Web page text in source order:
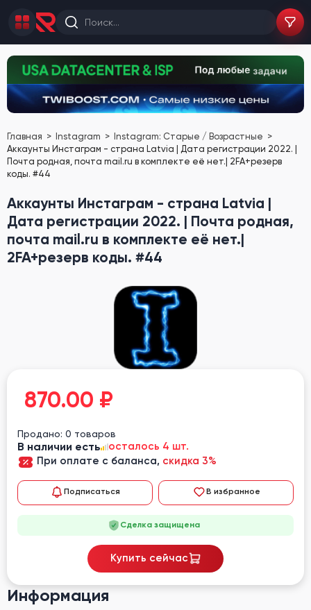
Главная Instagram
Instagram: Старые / Возрастные
Аккаунты Инстаграм - страна Latvia | Дата регистрации 2022. |
Почта родная, почта mail.ru в комплекте её нет.| 2FA+резерв
коды. #44
Аккаунты Инстаграм - страна Latvia |
Дата регистрации 2022. | Почта родная,
почта mail.ru в комплекте её нет.|
2FA+резерв коды. #44
Информация
870.00 ₽
Продано: 0 товаров
В наличии есть
осталось 4 шт.
При оплате с баланса, скидка 3%
Подписаться В избранное
Сделка защищена
Купить сейчас